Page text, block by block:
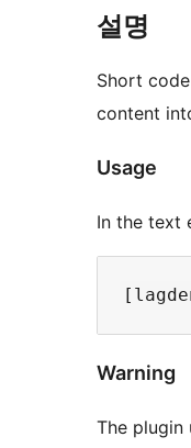
설명
Short
content
Usage
In the text
Warning
The plugin